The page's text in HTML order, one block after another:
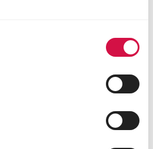
Deel op Facebook
Deel viaDeel